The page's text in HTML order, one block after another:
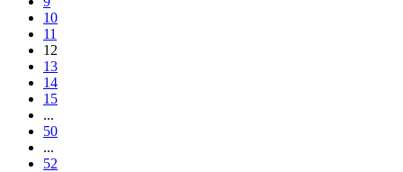
10
11
12
13
14
15
...
50
...
52